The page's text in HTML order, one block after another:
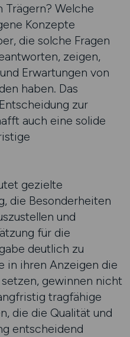
Trägern? Welche
Konzepte
die solche Fragen
zeigen,
Erwartungen von
haben. Das
zur
auch eine solide
gezielte
die Besonderheiten
und
für die
deutlich zu
in ihren Anzeigen die
gewinnen nicht
tragfähige
die die Qualität und
entscheidend